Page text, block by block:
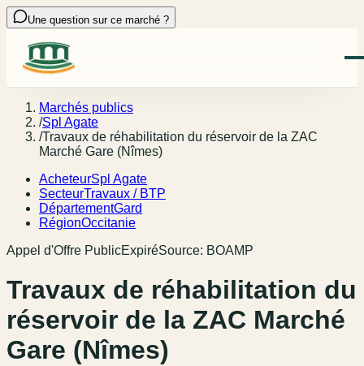
Une question sur ce marché ?
Marchés publics
/Spl Agate
/Travaux de réhabilitation du réservoir de la ZAC
Marché Gare (Nîmes)
AcheteurSpl Agate
SecteurTravaux / BTP
DépartementGard
RégionOccitanie
Appel d'Offre PublicExpiréSource: BOAMP
Travaux de réhabilitation du
réservoir de la ZAC Marché
Gare (Nîmes)